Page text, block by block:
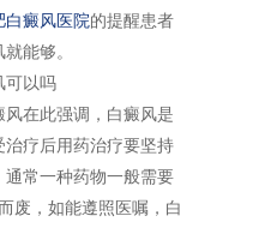
白癜风医院的提醒患者
能够。
在此强调，白癜风是
疗后用药治疗要坚持
常一种药物一般需要
废，如能遵照医嘱，白